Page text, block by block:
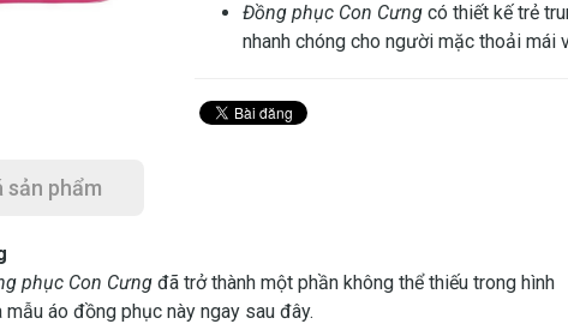
Đồng phục Con Cưngcó thiết kế trẻ
nhanh chóng cho người mặc thoải mái
sản phẩm
phục Con Cưng đã trở thành một phần không thể thiếu trong hình
áo đồng phục này ngay sau đây.